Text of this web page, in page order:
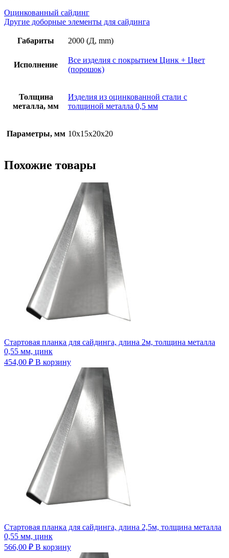
Оцинкованный сайдинг
Другие доборные элементы для сайдинга
Габариты 2000 (Д, mm)
Исполнение
Все изделия с покрытием Цинк + Цвет
(порошок)
Толщина
металла, мм
Изделия из оцинкованной стали с
толщиной металла 0,5 мм
Параметры, мм 10х15х20х20
Похожие товары
Стартовая планка для сайдинга, длина 2м, толщина металла
0,55 мм, цинк
454,00 ₽ В корзину
Стартовая планка для сайдинга, длина 2,5м, толщина металла
0,55 мм, цинк
566,00 ₽ В корзину